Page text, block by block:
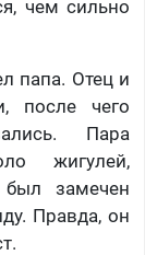
чем сильно
папа. Отец и
после чего
Пара
жигулей,
замечен
Правда, он